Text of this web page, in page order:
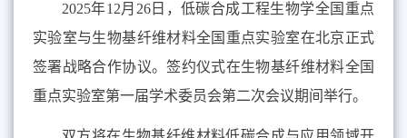
2025年12月 26日，低碳合成工程生物学全国重点
实验室与生物基纤维材料全国重点实验室在北京正式
签署战略合作协议。签约仪式在生物基纤维材料全国
重点实验室第一届学术委员会第二次会议期间举行。